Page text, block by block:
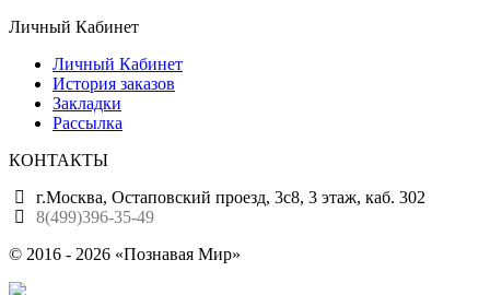
Личный Кабинет
Личный Кабинет
История заказов
Закладки
Рассылка
КОНТАКТЫ
г.Москва, Остаповский проезд, 3с8, 3 этаж, каб. 302
8(499)396-35-49
© 2016 - 2026 «Познавая Мир»